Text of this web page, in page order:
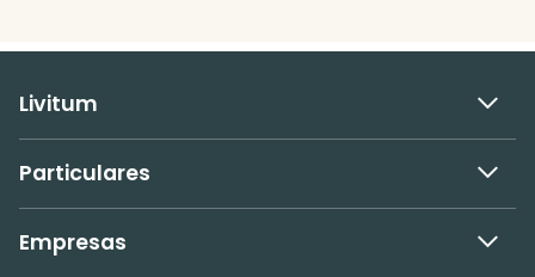
Livitum
Particulares
Empresas